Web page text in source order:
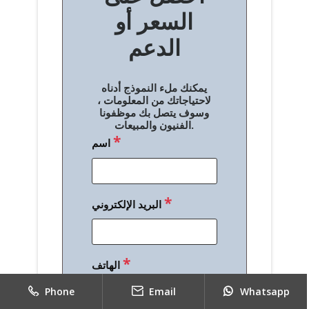
يمكنك ملء النموذج أدناه
لاحتياجاتك من المعلومات ،
الفنيون والمبيعات.
اسم*
البريد الإلكتروني*
الهاتف*
Phone Email Whatsapp